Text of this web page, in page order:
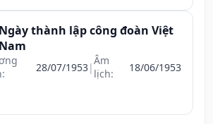
Ngày thành lập công đoàn Việt
Nam
28/07/1953|Âm
lịch:
18/06/1953